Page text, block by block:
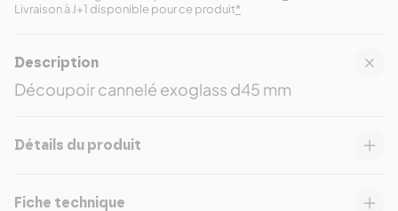
Livraison à J+1 disponible pour ce produit*
Description
Découpoir cannelé exoglass d45 mm
Détails du produit
Fiche technique